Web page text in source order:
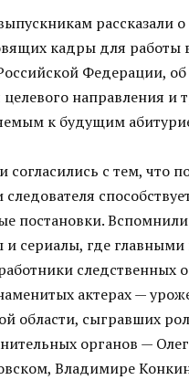
рассказали
кадры для работы
Федерации, об
направления и
к будущим
согласились с тем, что
постановки.
и сериалы, где
следственных
актерах —
области, сыгравших
органов —
Владимире